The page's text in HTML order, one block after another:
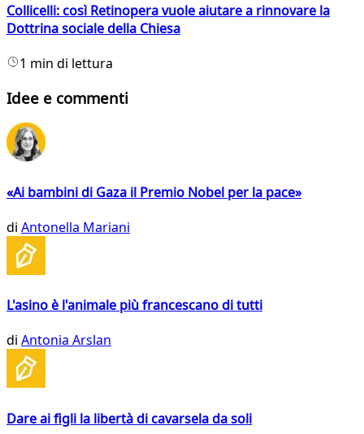
Collicelli: così Retinopera vuole aiutare a rinnovare la
Dottrina sociale della Chiesa
1 min di lettura
Idee e commenti
«Ai bambini di Gaza il Premio Nobel per la pace»
di Antonella Mariani
L'asino è l'animale più francescano di tutti
di Antonia Arslan
Dare ai figli la libertà di cavarsela da soli